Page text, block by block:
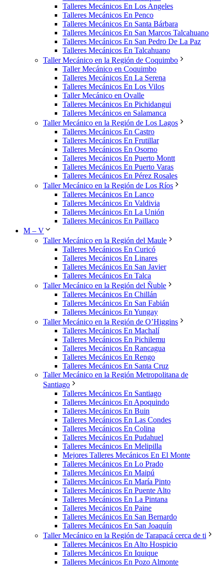
Talleres Mecánicos En Los Angeles
Talleres Mecánicos En Penco
Talleres Mecánicos En Santa Bárbara
Talleres Mecánicos En San Marcos Talcahuano
Talleres Mecánicos En San Pedro De La Paz
Talleres Mecánicos En Talcahuano
Taller Mecánico en la Región de Coquimbo
Taller Mecánico en Coquimbo
Talleres Mecánicos En La Serena
Talleres Mecánicos En Los Vilos
Taller Mecánico en Ovalle
Talleres Mecánicos En Pichidangui
Talleres Mecánicos en Salamanca
Taller Mecánico en la Región de Los Lagos
Talleres Mecánicos En Castro
Talleres Mecánicos En Frutillar
Talleres Mecánicos En Osorno
Talleres Mecánicos En Puerto Montt
Talleres Mecánicos En Puerto Varas
Talleres Mecánicos En Pérez Rosales
Taller Mecánico en la Región de Los Ríos
Talleres Mecánicos En Lanco
Talleres Mecánicos En Valdivia
Talleres Mecánicos En La Unión
Talleres Mecánicos En Paillaco
M – V
Taller Mecánico en la Región del Maule
Talleres Mecánicos En Curicó
Talleres Mecánicos En Linares
Talleres Mecánicos En San Javier
Talleres Mecánicos En Talca
Taller Mecánico en la Región del Ñuble
Talleres Mecánicos En Chillán
Talleres Mecánicos En San Fabián
Talleres Mecánicos En Yungay
Taller Mecánico en la Región de O’Higgins
Talleres Mecánicos En Machalí
Talleres Mecánicos En Pichilemu
Talleres Mecánicos En Rancagua
Talleres Mecánicos En Rengo
Talleres Mecánicos En Santa Cruz
Taller Mecánico en la Región Metropolitana de
Santiago
Talleres Mecánicos En Santiago
Talleres Mecánicos En Apoquindo
Talleres Mecánicos En Buin
Talleres Mecánicos En Las Condes
Talleres Mecánicos En Colina
Talleres Mecánicos En Pudahuel
Talleres Mecánicos En Melipilla
Mejores Talleres Mecánicos En El Monte
Talleres Mecánicos En Lo Prado
Talleres Mecánicos En Maipú
Talleres Mecánicos En María Pinto
Talleres Mecánicos En Puente Alto
Talleres Mecánicos En La Pintana
Talleres Mecánicos En Paine
Talleres Mecánicos En San Bernardo
Talleres Mecánicos En San Joaquín
Taller Mecánico en la Región de Tarapacá cerca de ti
Talleres Mecánicos En Alto Hospicio
Talleres Mecánicos En Iquique
Talleres Mecánicos En Pozo Almonte